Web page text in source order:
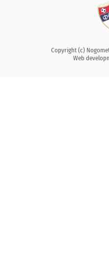
Copyright (c)
Web